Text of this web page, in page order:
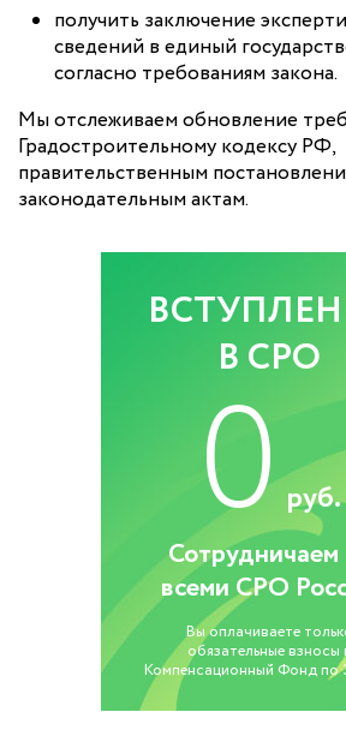
получить заключение
сведений в единый
согласно требованиям закона.
Мы отслеживаем обновление
Градостроительному кодексу РФ,
правительственным
законодательным актам.
В СРО
0 руб.
Сотрудничаем
всеми СРО
Вы оплачиваете
обязательные взносы
Компенсационный Фонд по